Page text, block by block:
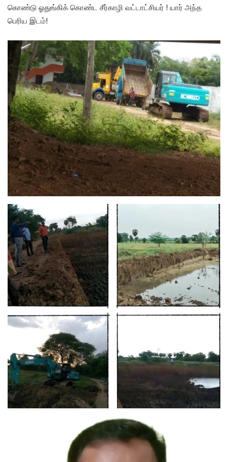
கொண்டு ஓதுங்கிக் கொண்ட சீர்காழி வட்டாட்சியர் ! யார் அந்த
பெரிய இடம்!